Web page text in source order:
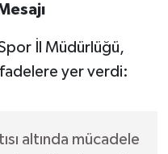
İl Müdürlüğü,
ifadelere yer verdi:
altında mücadele